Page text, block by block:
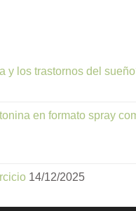
y los trastornos del
en formato spray
14/12/2025